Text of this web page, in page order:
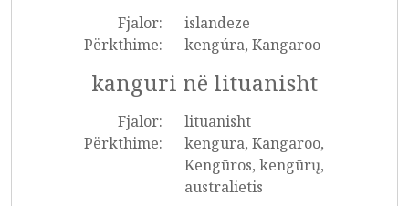
Fjalor:
islandeze
Përkthime:
kengúra, Kangaroo
kanguri në lituanisht
Fjalor:
lituanisht
Përkthime:
kengūra, Kangaroo,
Kengūros, kengūrų,
australietis